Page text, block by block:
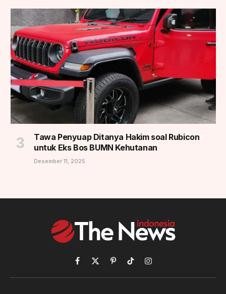
Tawa Penyuap Ditanya Hakim soal Rubicon
untuk Eks Bos BUMN Kehutanan
Desember 11, 2025
Facebook
X
(Twitter)
PinterestTikTokInstagram